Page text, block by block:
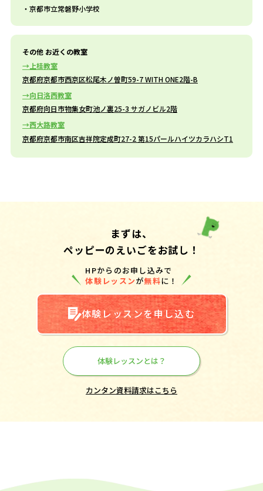
京都市立常磐野小学校
その他 お近くの教室
上桂教室
京都府京都市西京区松尾木ノ曽町59-7 WITH ONE2階-B
向日洛西教室
京都府向日市物集女町池ノ裏25-3 サガノビル2階
西大路教室
京都府京都市南区吉祥院定成町27-2 第15パールハイツカラハシT1
まずは、
ペッピーのえいごをお試し！
HPからのお申し込みで
体験レッスンが無料に！
体験レッスンを申し込む
体験レッスンとは？
カンタン資料請求はこちら